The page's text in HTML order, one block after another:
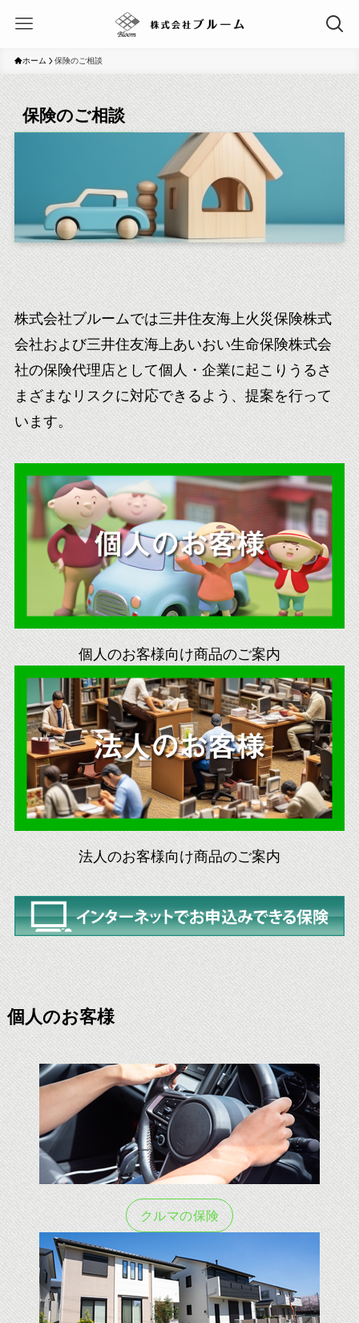
ホーム 保険のご相談
保険のご相談
株式会社ブルームでは三井住友海上火災保険株式
会社および三井住友海上あいおい生命保険株式会
社の保険代理店として個人・企業に起こりうるさ
まざまなリスクに対応できるよう、提案を行って
います。
個人のお客様向け商品のご案内
法人のお客様向け商品のご案内
個人のお客様
クルマの保険